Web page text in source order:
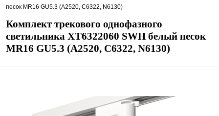
песок MR16 GU5.3 (A2520, C6322, N6130)
Комплект трекового однофазного
светильника XT6322060 SWH белый песок
MR16 GU5.3 (A2520, C6322, N6130)